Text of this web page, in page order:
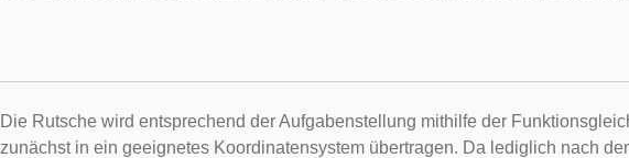
Die Rutsche wird entsprechend der Aufgabenstellung mithilfe der
zunächst in ein geeignetes Koordinatensystem übertragen. Da lediglich nach